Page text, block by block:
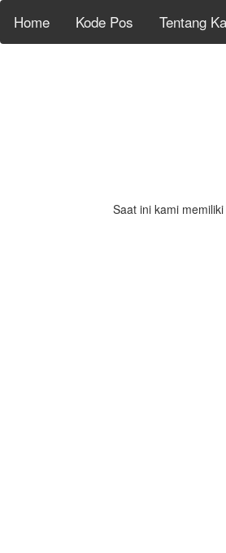
Home Kode Pos Tentang
Saat ini kami